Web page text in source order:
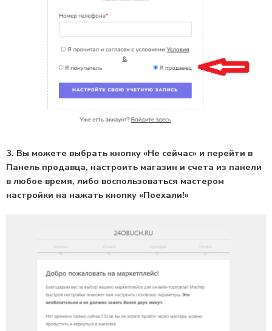
3. Вы можете выбрать кнопку «Не сейчас» и перейти в
Панель продавца, настроить магазин и счета из панели
в любое время, либо воспользоваться мастером
настройки на нажать кнопку «Поехали!»